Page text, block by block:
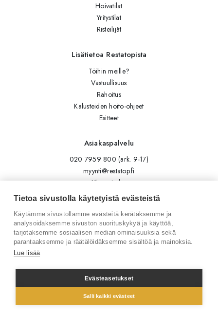
Hoivatilat
Yritystilat
Risteilijät
Lisätietoa Restatopista
Töihin meille?
Vastuullisuus
Rahoitus
Kalusteiden hoito-ohjeet
Esitteet
Asiakaspalvelu
020 7959 800 (ark. 9-17)
myynti@restatop.fi
Yhteystiedot
Lähetä viesti
Seuraa meitä
Tilaa uutiskirje
Facebook
© 2026 Restatop Oy
Tietoa sivustolla käytetyistä evästeistä
Käytämme sivustollamme evästeitä kerätäksemme ja
analysoidaksemme sivuston suorituskykyä ja käyttöä,
tarjotaksemme sosiaalisen median ominaisuuksia sekä
parantaaksemme ja räätälöidäksemme sisältöä ja mainoksia.
Lue lisää
Evästeasetukset
Salli kaikki evästeet